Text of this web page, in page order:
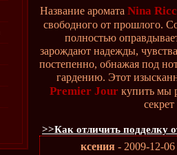
Название аромата Nina
свободного от прошлого.
полностью
зарождают надежды,
постепенно, обнажая под
гардению. Этот
Premier Jour купить мы
>>Как отличить подделку
ксения- 2009-12-06